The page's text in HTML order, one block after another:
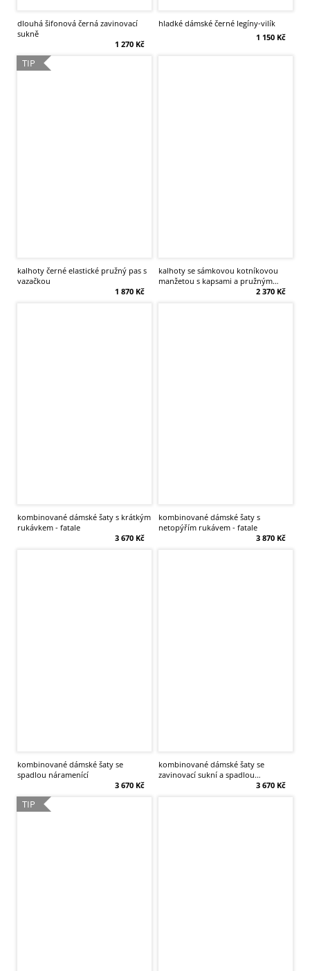
dlouhá šifonová černá zavinovací
sukně
1 270 Kč
hladké dámské černé legíny-vilík
1 150 Kč
TIP
kalhoty černé elastické pružný pas s
vazačkou
1 870 Kč
kalhoty se sámkovou kotníkovou
manžetou s kapsami a pružným
2 370 Kč
kombinované dámské šaty s krátkým
rukávkem - fatale
3 670 Kč
kombinované dámské šaty s
netopýřím rukávem - fatale
3 870 Kč
kombinované dámské šaty se
spadlou náramenící
3 670 Kč
kombinované dámské šaty se
zavinovací sukní a spadlou
3 670 Kč
TIP